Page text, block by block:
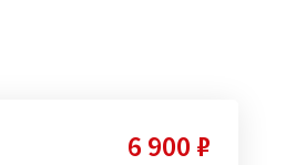
6 900 ₽